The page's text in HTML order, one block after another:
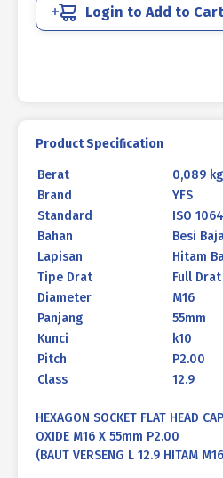
M16
X
Login to Add to Cart
Product Specification
Berat
0,089 kg
Brand
YFS
Standard
ISO
Bahan
Besi
Lapisan
Hitam
Tipe Drat
Full Drat
Diameter
M16
Panjang
55mm
Kunci
k10
Pitch
P2.00
Class
12.9
HEXAGON SOCKET FLAT HEAD
OXIDE M16 X 55mm P2.00
(BAUT VERSENG L 12.9 HITAM